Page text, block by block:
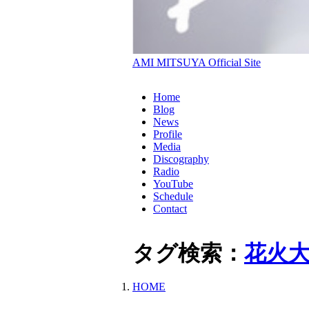
AMI MITSUYA Official Site
Home
Blog
News
Profile
Media
Discography
Radio
YouTube
Schedule
Contact
タグ検索： 花火
HOME